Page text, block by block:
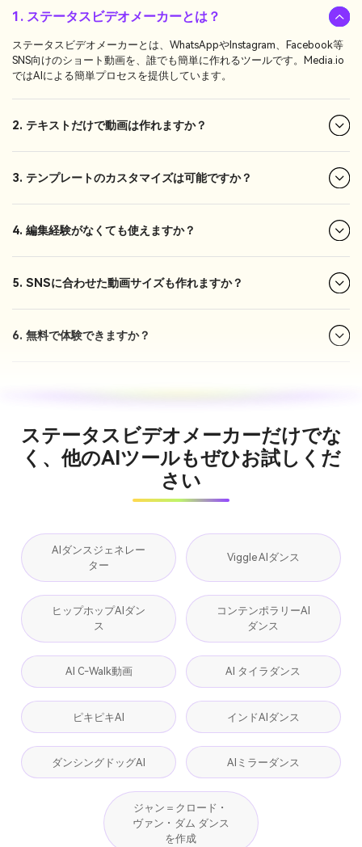
1. ステータスビデオメーカーとは？
ステータスビデオメーカーとは、WhatsAppやInstagram、Facebook等
SNS向けのショート動画を、誰でも簡単に作れるツールです。Media.io
ではAIによる簡単プロセスを提供しています。
2. テキストだけで動画は作れますか？
3. テンプレートのカスタマイズは可能ですか？
4. 編集経験がなくても使えますか？
5. SNSに合わせた動画サイズも作れますか？
6. 無料で体験できますか？
ステータスビデオメーカーだけでな
く、他のAIツールもぜひお試しくだ
さい
AIダンスジェネレー
ター
Viggle AIダンス
ヒップホップAIダン
ス
コンテンポラリーAI
ダンス
AI C-Walk動画 AI タイラダンス
ピキピキAI インドAIダンス
ダンシングドッグAI AIミラーダンス
ジャン＝クロード・
ヴァン・ダム ダンス
を作成